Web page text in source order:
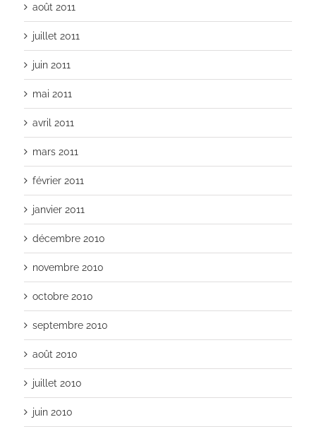
août 2011
juillet 2011
juin 2011
mai 2011
avril 2011
mars 2011
février 2011
janvier 2011
décembre 2010
novembre 2010
octobre 2010
septembre 2010
août 2010
juillet 2010
juin 2010